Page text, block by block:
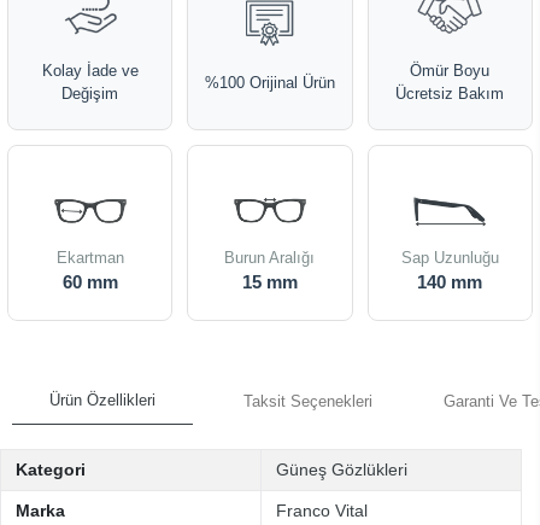
Kolay İade ve
Değişim
%100 Orijinal Ürün
Ömür Boyu
Ücretsiz Bakım
Ekartman
60 mm
Burun Aralığı
15 mm
Sap Uzunluğu
140 mm
Ürün Özellikleri Taksit Seçenekleri Garanti Ve
Kategori Güneş Gözlükleri
Marka Franco Vital